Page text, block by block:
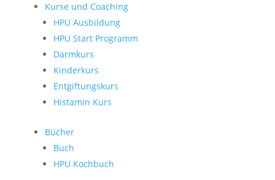
Kurse und Coaching
HPU Ausbildung
HPU Start Programm
Darmkurs
Kinderkurs
Entgiftungskurs
Histamin Kurs
Bücher
Buch
HPU Kochbuch